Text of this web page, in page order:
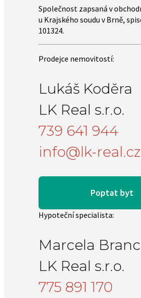
Společnost zapsaná v
u Krajského soudu v Brně,
101324.
Prodejce nemovitostí:
Lukáš Koděra
LK Real s.r.o.
739 641 944
info@lk-real.cz
Poptat byt
Hypoteční specialista:
Marcela
LK Real s.r.o.
775 891 170